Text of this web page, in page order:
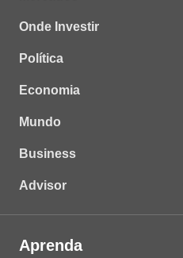
Onde Investir
Política
Economia
Mundo
Business
Advisor
Aprenda